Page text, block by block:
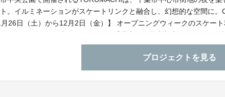
。イルミネーションがスケートリンクと融合し、幻想的な空間に。
月26日（土）から12月2日（金）】 オープニングウィークのスケー
ドや音楽・アート・ファッション・フィギュアスケーティングのコ
プロジェクトを見る